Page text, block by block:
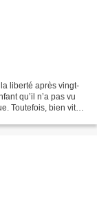
liberté après vingt-
qu’il n’a pas vu
Toutefois, bien vite,